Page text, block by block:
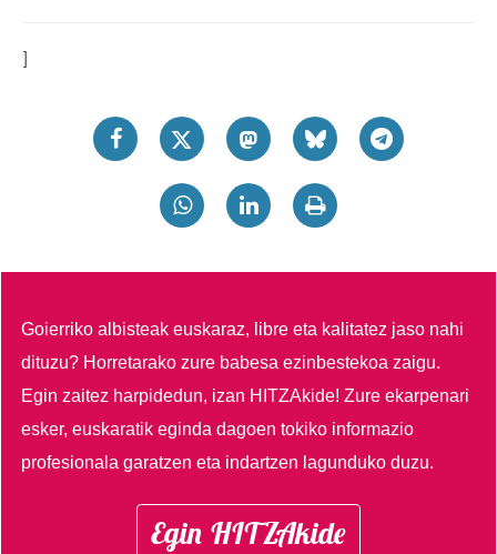
]
Goierriko albisteak euskaraz, libre eta kalitatez jaso nahi
dituzu? Horretarako zure babesa ezinbestekoa zaigu.
Egin zaitez harpidedun, izan HITZAkide!Zure ekarpenari
esker, euskaratik eginda dagoen tokiko informazio
profesionala garatzen eta indartzen lagunduko duzu.
Egin HITZAkide